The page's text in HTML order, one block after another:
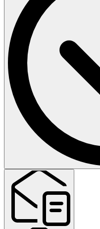
DEKRA realizuje audyty
Polski.